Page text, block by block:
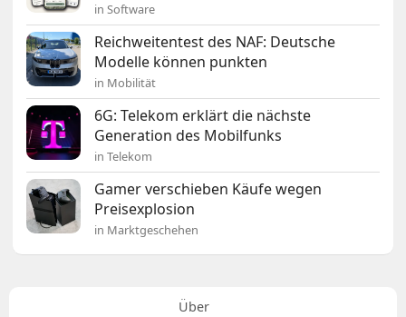
in Software
Reichweitentest des NAF: Deutsche
Modelle können punkten
in Mobilität
6G: Telekom erklärt die nächste
Generation des Mobilfunks
in Telekom
Gamer verschieben Käufe wegen
Preisexplosion
in Marktgeschehen
Über